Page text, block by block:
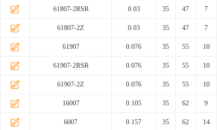
61807-2RSR 0.03 35 47 7
61807-2Z 0.03 35 47 7
61907 0.076 35 55 10
61907-2RSR 0.076 35 55 10
61907-2Z 0.076 35 55 10
16007 0.105 35 62 9
6007 0.157 35 62 14